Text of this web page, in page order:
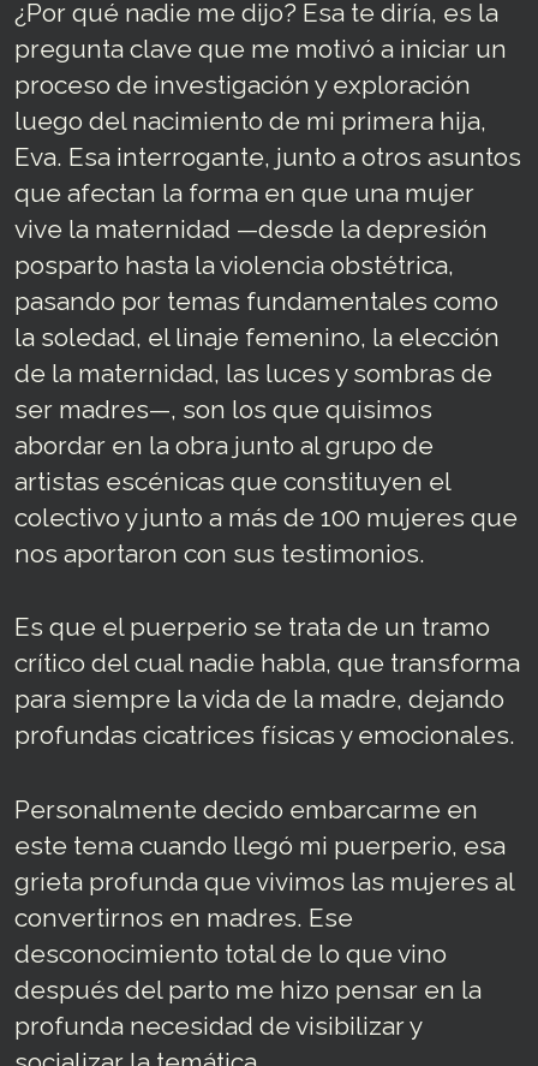
¿Por qué nadie me dijo? Esa te diría, es la
pregunta clave que me motivó a iniciar un
proceso de investigación y exploración
luego del nacimiento de mi primera hija,
Eva. Esa interrogante, junto a otros asuntos
que afectan la forma en que una mujer
vive la maternidad —desde la depresión
posparto hasta la violencia obstétrica,
pasando por temas fundamentales como
la soledad, el linaje femenino, la elección
de la maternidad, las luces y sombras de
ser madres—, son los que quisimos
abordar en la obra junto al grupo de
artistas escénicas que constituyen el
colectivo y junto a más de 100 mujeres que
nos aportaron con sus testimonios.
Es que el puerperio se trata de un tramo
crítico del cual nadie habla, que transforma
para siempre la vida de la madre, dejando
profundas cicatrices físicas y emocionales.
Personalmente decido embarcarme en
este tema cuando llegó mi puerperio, esa
grieta profunda que vivimos las mujeres al
convertirnos en madres. Ese
desconocimiento total de lo que vino
después del parto me hizo pensar en la
profunda necesidad de visibilizar y